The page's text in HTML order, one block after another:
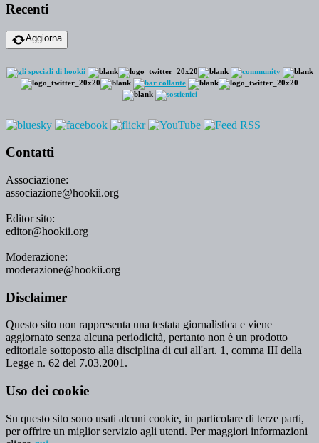
Recenti
Aggiorna
Contatti
Associazione:
associazione@hookii.org
Editor sito:
editor@hookii.org
Moderazione:
moderazione@hookii.org
Disclaimer
Questo sito non rappresenta una testata giornalistica e viene
aggiornato senza alcuna periodicità, pertanto non è un prodotto
editoriale sottoposto alla disciplina di cui all'art. 1, comma III della
Legge n. 62 del 7.03.2001.
Uso dei cookie
Su questo sito sono usati alcuni cookie, in particolare di terze parti,
per offrire un miglior servizio agli utenti. Per maggiori informazioni